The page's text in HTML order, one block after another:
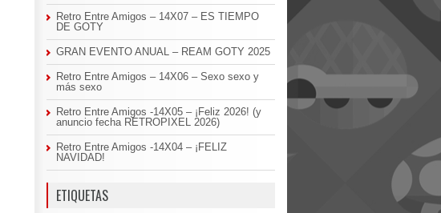
Retro Entre Amigos – 14X07 – ES TIEMPO
DE GOTY
GRAN EVENTO ANUAL – REAM GOTY 2025
Retro Entre Amigos – 14X06 – Sexo sexo y
más sexo
Retro Entre Amigos -14X05 – ¡Feliz 2026! (y
anuncio fecha RETROPIXEL 2026)
Retro Entre Amigos -14X04 – ¡FELIZ
NAVIDAD!
ETIQUETAS